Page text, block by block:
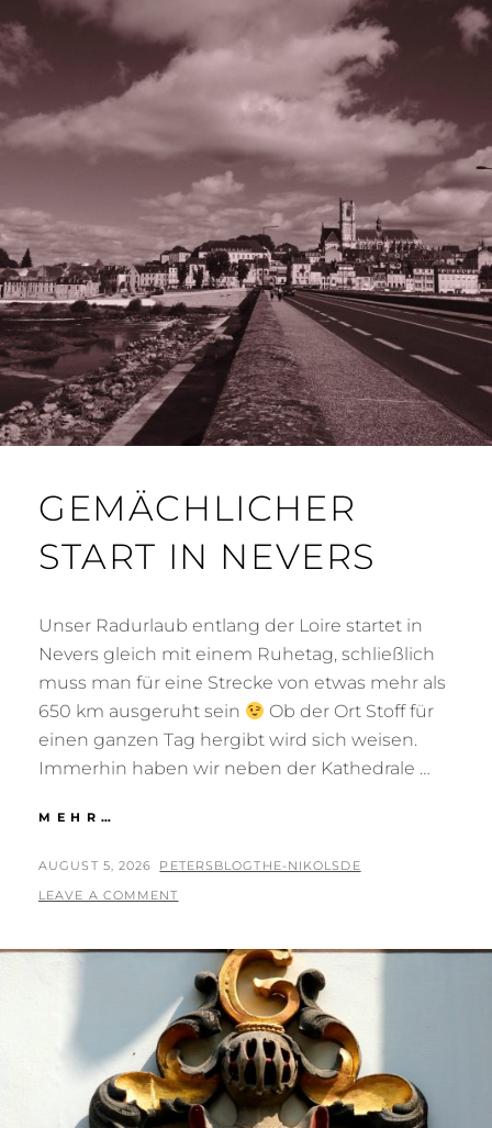
GEMÄCHLICHER
START IN NEVERS
Unser Radurlaub entlang der Loire startet in
Nevers gleich mit einem Ruhetag, schließlich
muss man für eine Strecke von etwas mehr als
650 km ausgeruht sein
Ob der Ort Stoff für
einen ganzen Tag hergibt wird sich weisen.
Immerhin haben wir neben der Kathedrale …
MEHR…
IN
POSTED
ON
AUGUST 5, 2026 BY
PETERSBLOGTHE-NIKOLSDE
LEAVE A COMMENT